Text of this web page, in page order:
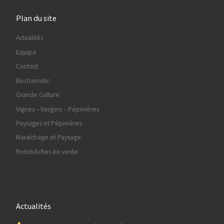
Plan du site
Actualités
Equipe
Contact
Bechamatic
Grande Culture
Vignes – Vergers – Pépinières
Paysages et Pépinières
Maraîchage et Paysage
Rotobêches en vente
Actualités